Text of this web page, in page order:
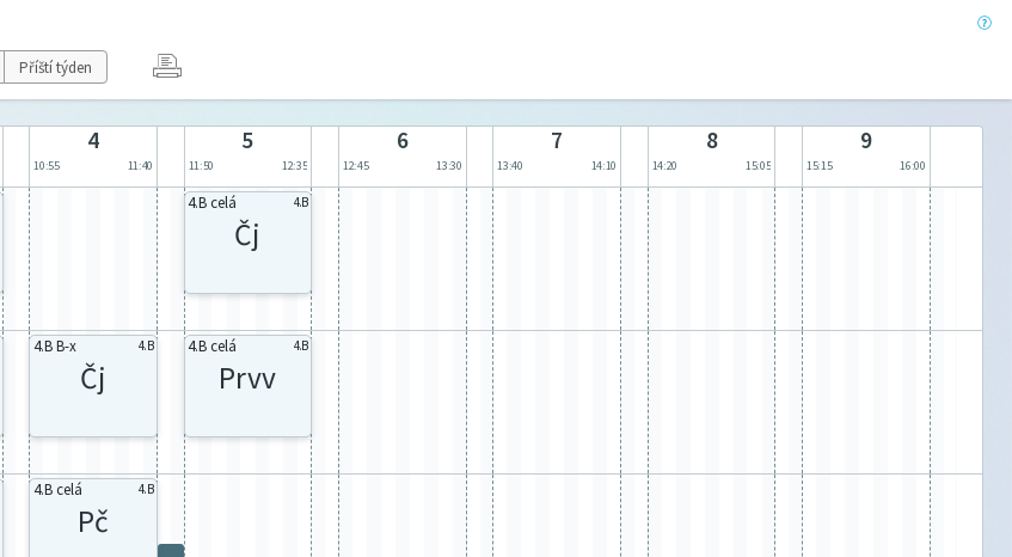
Příští týden
4
10:55 11:40
5
11:50 12:35
6
12:45 13:30
7
13:40 14:10
8
14:20 15:05
9
15:15 16:00
4.B celá 4.B
Čj
4.B B-x 4.B
Čj
4.B celá 4.B
Prvv
4.B celá 4.B
Pč